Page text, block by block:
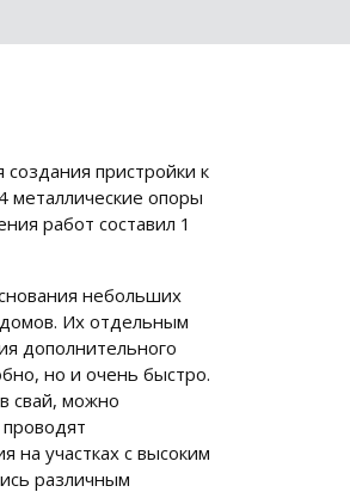
создания пристройки к
металлические опоры
работ составил 1
небольших
Их отдельным
дополнительного
но и очень быстро.
свай, можно
на участках с высоким
различным